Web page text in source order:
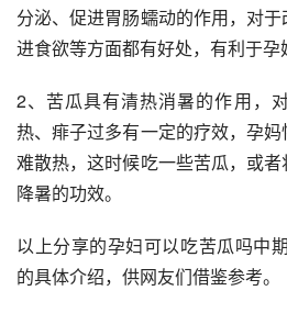
分泌、促进胃肠蠕动的作用，对
进食欲等方面都有好处，有利于孕
2、苦瓜具有清热消暑的作用，
热、痱子过多有一定的疗效，孕
难散热，这时候吃一些苦瓜，或
降暑的功效。
以上分享的孕妇可以吃苦瓜吗中
的具体介绍，供网友们借鉴参考。